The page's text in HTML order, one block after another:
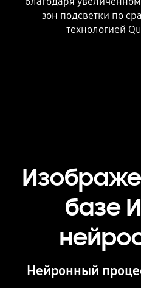
зон подсветки по
технологией
базе
Нейронный